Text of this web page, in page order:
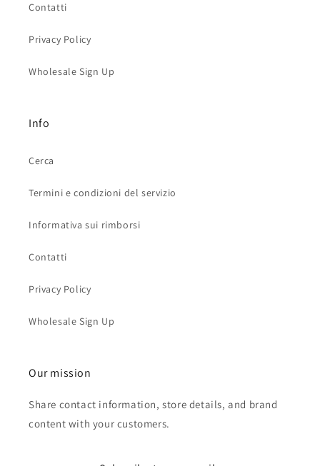
Contatti
Privacy Policy
Wholesale Sign Up
Info
Cerca
Termini e condizioni del servizio
Informativa sui rimborsi
Contatti
Privacy Policy
Wholesale Sign Up
Our mission
Share contact information, store details, and brand
content with your customers.